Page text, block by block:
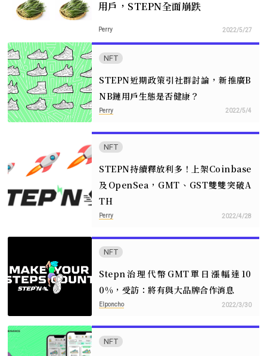
用戶，STEPN全面崩跌
Perry 2022/5/27
NFT
STEPN近期政策引社群討論，新推廣B
NB鏈用戶生態是否健康？
Perry 2022/5/4
NFT
STEPN持續釋放利多！上架Coinbase
及OpenSea，GMT、GST雙雙突破A
TH
Perry 2022/4/28
NFT
Stepn治理代幣GMT單日漲幅達10
0%，受訪：將有與大品牌合作消息
Elponcho 2022/3/30
NFT